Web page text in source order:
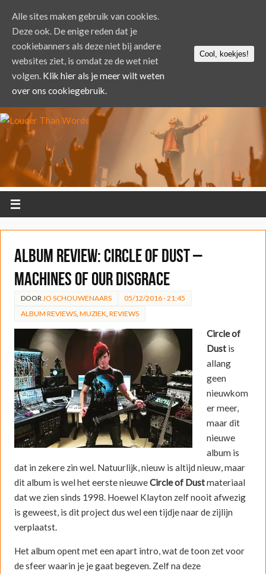
ALBUM REVIEW: Circle of Dust –
Machines of Our Disgrace
DOOR JO SCHOUWENAARS
05/12/2016 - 21:45
ALBUM REVIEWS, MUZIEK REVIEWS
Circle of
Dustis
allang
geen
nieuwkom
er meer,
maar dit
nieuwe
album is
dat in zekere zin wel. Natuurlijk, nieuw is altijd nieuw, maar
dit album is wel het eerste nieuweCircle of Dustmateriaal
dat we zien sinds 1998. Hoewel Klayton zelf nooit afwezig
is geweest, is dit project dus wel een tijdje naar de zijlijn
verplaatst.
Het album opent met een apart intro, wat de toon zet voor
de sfeer waarin je je gaat begeven. Zelf na deze
Alle sites maken gebruik van cookies.
Deze ook. De enige reden dat je
cookiebanners als deze niet bij andere
websites ziet, is omdat ze de wet niet
volgen. Klik hier als je meer wilt weten
over ons cookiegebruik.
Cool, koekjes!